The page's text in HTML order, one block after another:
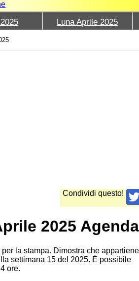
Luna Aprile 2025
Condividi questo!
2025 Agenda
la stampa. Dimostra che appartiene
settimana 15 del 2025. È possibile
ore.